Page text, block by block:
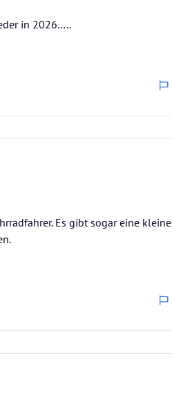
in 2026…..
Es gibt sogar eine kleine